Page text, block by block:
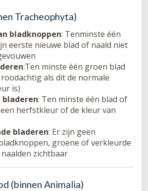
Tracheophyta)
bladknoppen: Tenminste één
eerste nieuwe blad of naald niet
:Ten minste één groen blad
als dit de normale
is)
: Ten minste één blad of
herfstkleur of de kleur van
bladeren: Er zijn geen
groene of verkleurde
zichtbaar
(binnen Animalia)